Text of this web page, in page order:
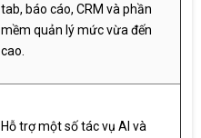
tab, báo cáo, CRM và phần
mềm quản lý mức vừa đến
cao.
Hỗ trợ một số tác vụ AI và